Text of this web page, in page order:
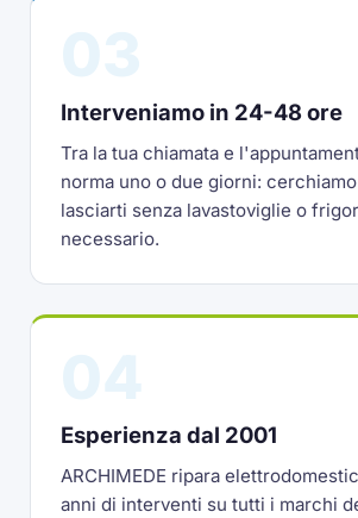
Interveniamo in 24-48 ore
Tra la tua chiamata e
norma uno o due giorni:
lasciarti senza lavastoviglie o
necessario.
Esperienza dal 2001
ARCHIMEDE ripara
anni di interventi su tutti i marchi